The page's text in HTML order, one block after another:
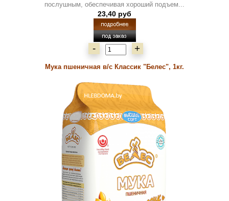
послушным, обеспечивая хороший подъем...
23,40 руб
- +
Мука пшеничная в/с Классик "Белес", 1кг.